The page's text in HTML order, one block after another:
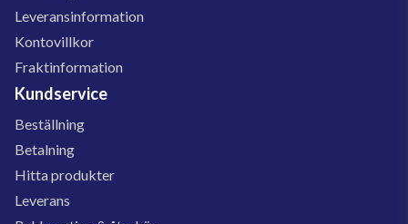
Leveransinformation
Kontovillkor
Fraktinformation
Kundservice
Beställning
Betalning
Hitta produkter
Leverans